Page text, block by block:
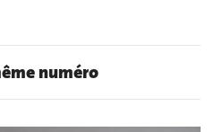
numéro